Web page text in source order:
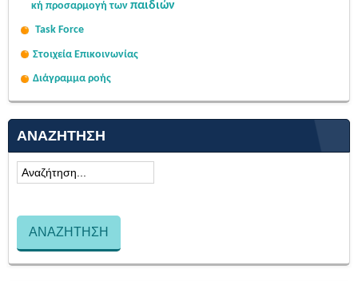
κή προσαρμογή των παιδιών
Task Force
Στοιχεία Επικοινωνίας
Διάγραμμα ροής
ΑΝΑΖΉΤΗΣΗ